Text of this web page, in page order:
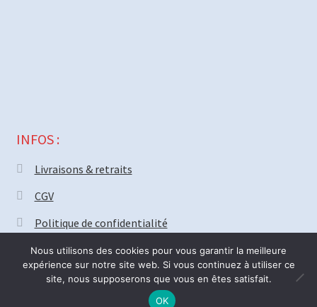
Nous serons fermé vendredi 31 Juillet pour deux semaines. Bonnes
INFOS :
Livraisons & retraits
CGV
Politique de confidentialité
© MECAPARTS 2021 ~ création siteWeb18.net
Nous utilisons des cookies pour vous garantir la meilleure
expérience sur notre site web. Si vous continuez à utiliser ce
site, nous supposerons que vous en êtes satisfait.
OK